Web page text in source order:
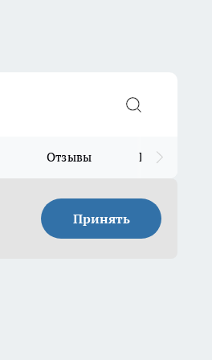
Отзывы Прайс для
Принять